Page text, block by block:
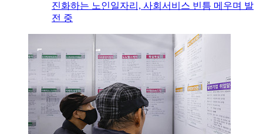
진화하는 노인일자리, 사회서비스 빈틈 메우며 발
전 중